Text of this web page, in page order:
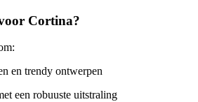
Cortina?
en trendy ontwerpen
een robuuste uitstraling